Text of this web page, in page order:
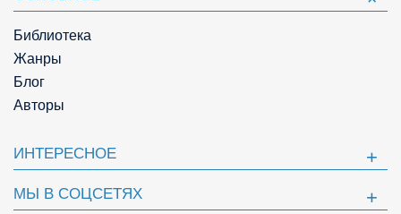
Библиотека
Жанры
Блог
Авторы
ИНТЕРЕСНОЕ
МЫ В СОЦСЕТЯХ